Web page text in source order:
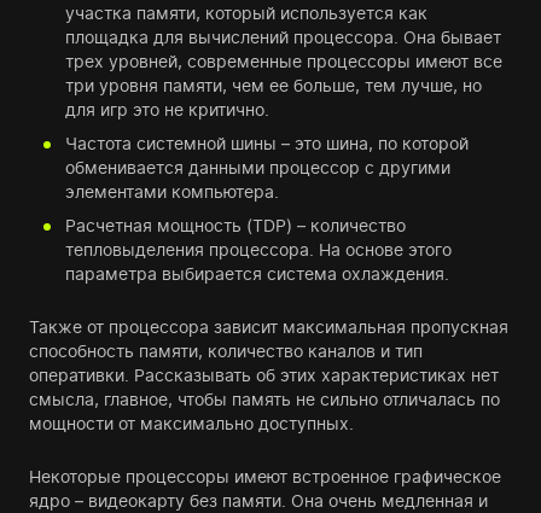
участка памяти, который используется как
площадка для вычислений процессора. Она бывает
трех уровней, современные процессоры имеют все
три уровня памяти, чем ее больше, тем лучше, но
для игр это не критично.
Частота системной шины – это шина, по которой
обменивается данными процессор с другими
элементами компьютера.
Расчетная мощность (TDP) – количество
тепловыделения процессора. На основе этого
параметра выбирается система охлаждения.
Также от процессора зависит максимальная пропускная
способность памяти, количество каналов и тип
оперативки. Рассказывать об этих характеристиках нет
смысла, главное, чтобы память не сильно отличалась по
мощности от максимально доступных.
Некоторые процессоры имеют встроенное графическое
ядро – видеокарту без памяти. Она очень медленная и